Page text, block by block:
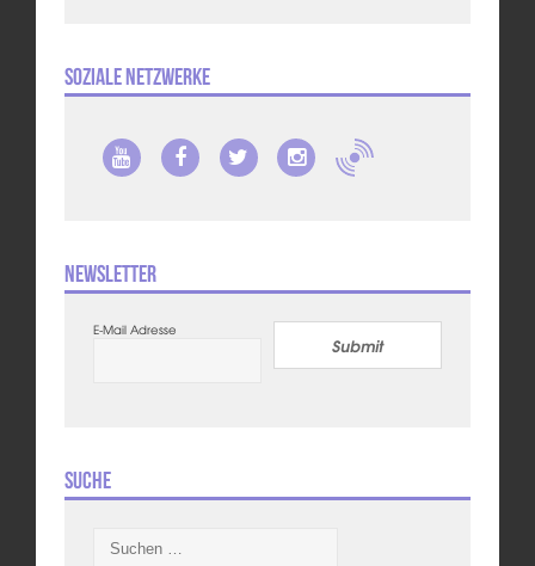
Soziale Netzwerke
Newsletter
E-Mail Adresse
Submit
Suche
nach: